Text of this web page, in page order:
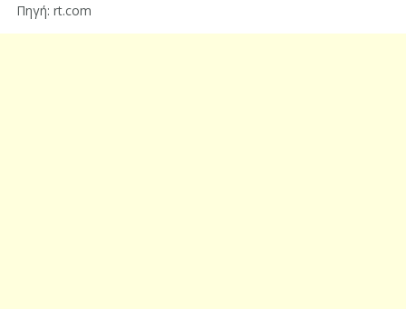
Πηγή: rt.com